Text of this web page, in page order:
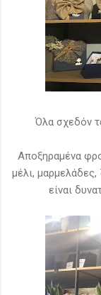
Όλα σχεδόν
Αποξηραμένα
μέλι,
είναι